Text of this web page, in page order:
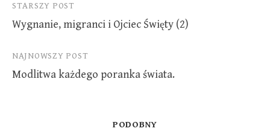
Nawigacja
po
wpisach
STARSZY POST
Wygnanie, migranci i Ojciec Święty (2)
NAJNOWSZY POST
Modlitwa każdego poranka świata.
PODOBNY